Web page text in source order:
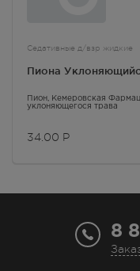
Седативные д/взр жидкие
Пиона
Пион , Кемеровская
уклоняющегося трава
34.00 Р
8